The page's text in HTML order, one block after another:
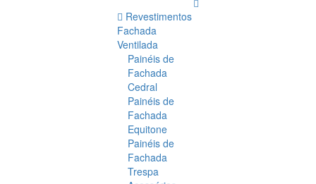
Revestimentos
Fachada
Ventilada
Painéis de
Fachada
Cedral
Painéis de
Fachada
Equitone
Painéis de
Fachada
Trespa